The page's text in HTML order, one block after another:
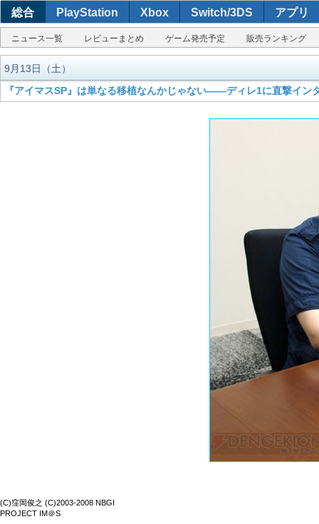
総合 PlayStation Xbox Switch/3DS アプリ
ニュース一覧 レビューまとめ ゲーム発売予定 販売ランキング
9月13日（土）
『アイマスSP』は単なる移植なんかじゃない――ディレ1に直撃イン
(C)窪岡俊之 (C)2003-2008 NBGI
PROJECT IM＠S